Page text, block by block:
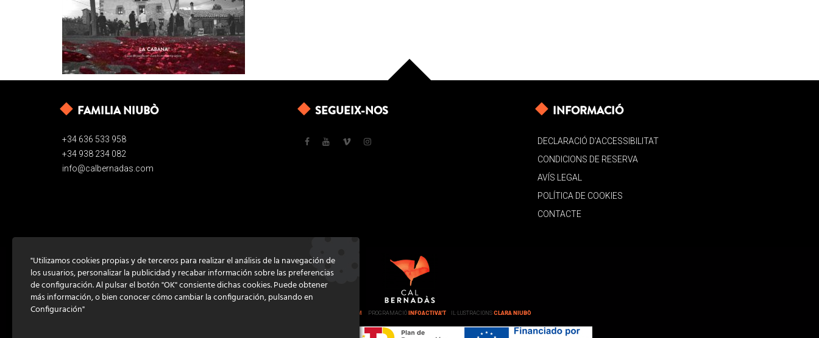
FAMILIA NIUBÒ
+34 636 533 958
+34 938 234 082
info@calbernadas.com
SEGUEIX-NOS INFORMACIÓ
DECLARACIÓ D’ACCESSIBILITAT
CONDICIONS DE RESERVA
AVÍS LEGAL
POLÍTICA DE COOKIES
CONTACTE
GRATSTUDIO.COM PROGRAMACIÓ INFOACTIVA'T IL·LUSTRACIONS CLARA NIUBÒ
"Utilizamos cookies propias y de terceros para realizar el análisis de la navegación de
los usuarios, personalizar la publicidad y recabar información sobre las preferencias
de configuración. Al pulsar el botón "OK" consiente dichas cookies. Puede obtener
más información, o bien conocer cómo cambiar la configuración, pulsando en
Configuración"